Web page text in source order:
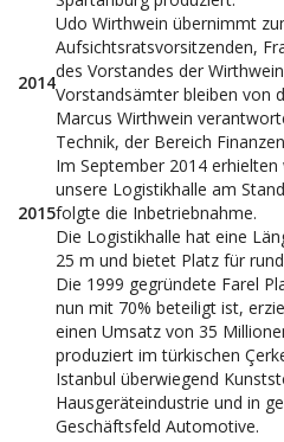
2014
Udo Wirthwein übernimmt
Aufsichtsratsvorsitzenden,
des Vorstandes der
Vorstandsämter bleiben von
Marcus Wirthwein
Technik, der Bereich
2015
Im September 2014
unsere Logistikhalle am
folgte die Inbetriebnahme.
Die Logistikhalle hat eine
25 m und bietet Platz für
Die 1999 gegründete Farel
nun mit 70% beteiligt ist,
einen Umsatz von 35
produziert im türkischen
Istanbul überwiegend
Hausgeräteindustrie und in
Geschäftsfeld Automotive.